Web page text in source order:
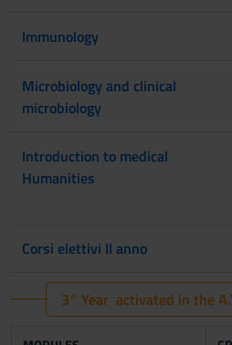
Immunology
Microbiology and clinical
microbiology
II Semestre]
I Semestre]
Introduction to medical
Humanities
Corsi elettivi II anno
3° Year activated in the